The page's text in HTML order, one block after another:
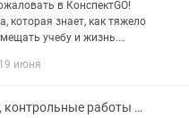
в КонспектGO!
которая знает, как тяжело
учебу и жизнь.
и июня
курсовые, контрольные работы по информатике, программированию